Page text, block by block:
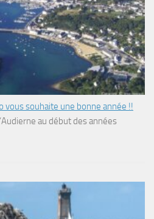
vous souhaite une bonne année !!
au début des années